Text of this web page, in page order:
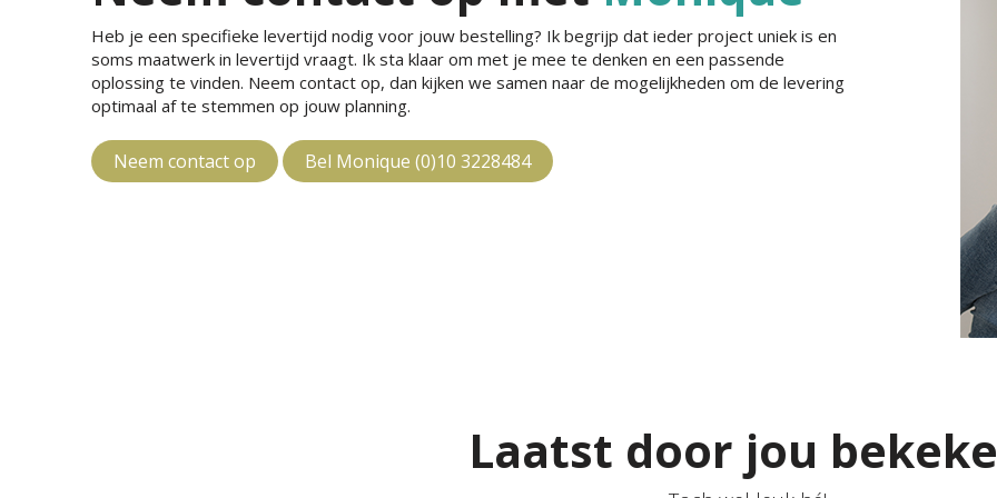
Heb je een specifieke levertijd nodig voor jouw bestelling? Ik begrijp dat ieder project uniek is en
soms maatwerk in levertijd vraagt. Ik sta klaar om met je mee te denken en een passende
oplossing te vinden. Neem contact op, dan kijken we samen naar de mogelijkheden om de levering
optimaal af te stemmen op jouw planning.
Neem contact op Bel Monique (0)10 3228484
Laatst door jou